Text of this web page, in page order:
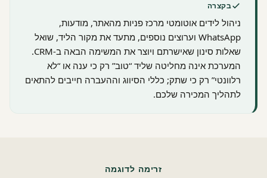
בקצרה
ניהול לידים אוטומטי מרכז פניות מהאתר, מודעות,
WhatsApp וערוצים נוספים, מתעד את מקור הליד, שואל
שאלות סינון שאישרתם ויוצר את המשימה הבאה ב-CRM.
המערכת אינה מחליטה שליד “טוב” רק כי ענה או “לא
רלוונטי” רק כי שתק; כללי הסיווג וההעברה חייבים להתאים
לתהליך המכירה שלכם.
זרימה לדוגמה